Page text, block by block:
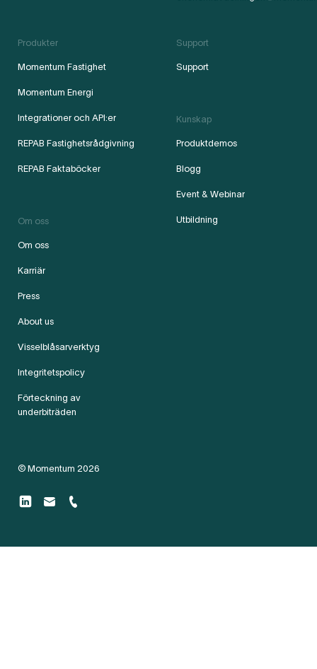
Produkter
Momentum Fastighet
Momentum Energi
Integrationer och API:er
REPAB Fastighetsrådgivning
REPAB Faktaböcker
Om oss
Om oss
Karriär
Press
About us
Visselblåsarverktyg
Integritetspolicy
Förteckning av
underbiträden
Support
Support
Kunskap
Produktdemos
Blogg
Event & Webinar
Utbildning
© Momentum 2026